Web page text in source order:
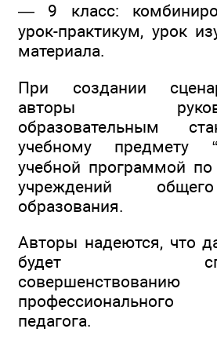
— 9 класс:
урок-практикум, урок
материала.
При создании
авторы
образовательным
учебному предмету
учебной программой
учреждений
образования.
Авторы надеются, что
будет
совершенствованию
профессионального
педагога.